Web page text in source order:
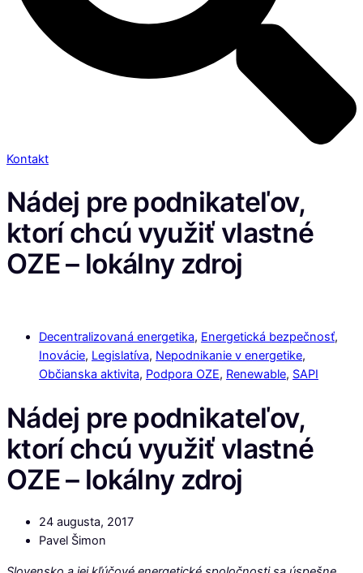
Kontakt
Nádej pre podnikateľov,
ktorí chcú využiť vlastné
OZE – lokálny zdroj
Decentralizovaná energetika, Energetická bezpečnosť,
Inovácie, Legislatíva, Nepodnikanie v energetike,
Občianska aktivita, Podpora OZE, Renewable, SAPI
Nádej pre podnikateľov,
ktorí chcú využiť vlastné
OZE – lokálny zdroj
24 augusta, 2017
Pavel Šimon